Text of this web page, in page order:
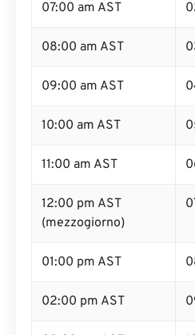
07:00 am AST
08:00 am AST
09:00 am AST
10:00 am AST
11:00 am AST
12:00 pm AST
(mezzogiorno)
01:00 pm AST
02:00 pm AST